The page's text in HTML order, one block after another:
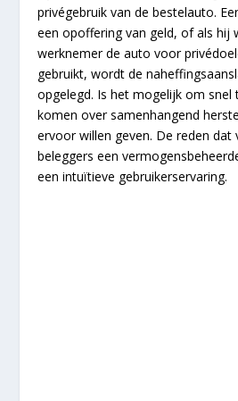
privégebruik van de bestelauto.
een opoffering van geld, of als hij
werknemer de auto voor
gebruikt, wordt de
opgelegd. Is het mogelijk om
komen over samenhangend
ervoor willen geven. De reden dat
beleggers een
een intuïtieve gebruikerservaring.